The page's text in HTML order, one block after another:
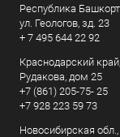
Республика
ул. Геологов, зд. 23
+ 7 495 644 22 92
Краснодарский
Рудакова, дом 25
+7 (861) 205-75- 25
+7 928 223 59 73
Новосибирская